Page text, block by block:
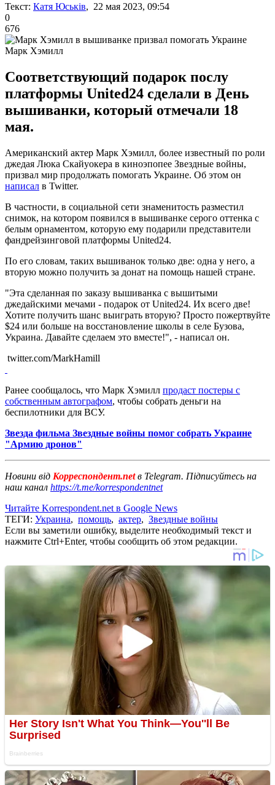
Текст: Катя Юськів, 22 мая 2023, 09:54
0
676
Марк Хэмилл
Соответствующий подарок послу
платформы United24 сделали в День
вышиванки, который отмечали 18
мая.
Американский актер Марк Хэмилл, более известный по роли
джедая Люка Скайуокера в киноэпопее Звездные войны,
призвал мир продолжать помогать Украине. Об этом он
написал в Twitter.
В частности, в социальной сети знаменитость разместил
снимок, на котором появился в вышиванке серого оттенка с
белым орнаментом, которую ему подарили представители
фандрейзинговой платформы United24.
По его словам, таких вышиванок только две: одна у него, а
вторую можно получить за донат на помощь нашей стране.
"Эта сделанная по заказу вышиванка с вышитыми
джедайскими мечами - подарок от United24. Их всего две!
Хотите получить шанс выиграть вторую? Просто пожертвуйте
$24 или больше на восстановление школы в селе Бузова,
Украина. Давайте сделаем это вместе!", - написал он.
twitter.com/MarkHamill
Ранее сообщалось, что Марк Хэмилл продаст постеры с
собственным автографом, чтобы собрать деньги на
беспилотники для ВСУ.
Звезда фильма Звездные войны помог собрать Украине
"Армию дронов"
Новини від Корреспондент.netв Telegram. Підписуйтесь на
наш канал https://t.me/korrespondentnet
Читайте Korrespondent.net в Google News
ТЕГИ: Украина, помощь, актер, Звездные войны
Если вы заметили ошибку, выделите необходимый текст и
нажмите Ctrl+Enter, чтобы сообщить об этом редакции.